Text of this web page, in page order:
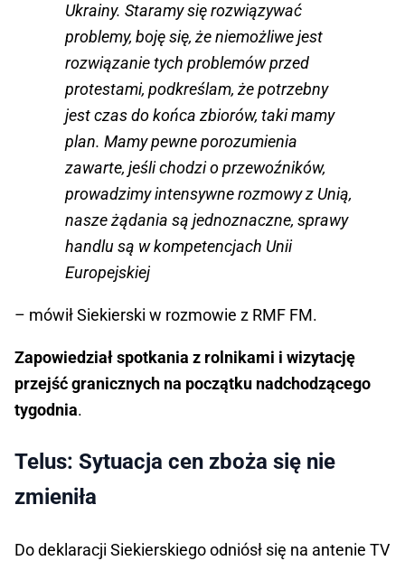
Ukrainy. Staramy się rozwiązywać
problemy, boję się, że niemożliwe jest
rozwiązanie tych problemów przed
protestami, podkreślam, że potrzebny
jest czas do końca zbiorów, taki mamy
plan. Mamy pewne porozumienia
zawarte, jeśli chodzi o przewoźników,
prowadzimy intensywne rozmowy z Unią,
nasze żądania są jednoznaczne, sprawy
handlu są w kompetencjach Unii
Europejskiej
– mówił Siekierski w rozmowie z RMF FM.
Zapowiedział spotkania z rolnikami i wizytację
przejść granicznych na początku nadchodzącego
tygodnia.
Telus: Sytuacja cen zboża się nie
zmieniła
Do deklaracji Siekierskiego odniósł się na antenie TV